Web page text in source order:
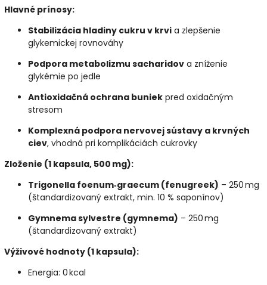
Hlavné prínosy:
Stabilizácia hladiny cukru v krvi a zlepšenie
glykemickej rovnováhy
Podpora metabolizmu sacharidov a zníženie
glykémie po jedle
Antioxidačná ochrana buniek pred oxidačným
stresom
Komplexná podpora nervovej sústavy a krvných
ciev, vhodná pri komplikáciách cukrovky
Zloženie (1 kapsula, 500 mg):
Trigonella foenum‑graecum (fenugreek) – 250 mg
(štandardizovaný extrakt, min. 10 % saponínov)
Gymnema sylvestre (gymnema) – 250 mg
(štandardizovaný extrakt)
Výživové hodnoty (1 kapsula):
Energia: 0 kcal